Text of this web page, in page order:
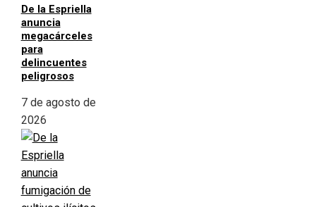
De la Espriella
anuncia
megacárceles
para
delincuentes
peligrosos
7 de agosto de
2026